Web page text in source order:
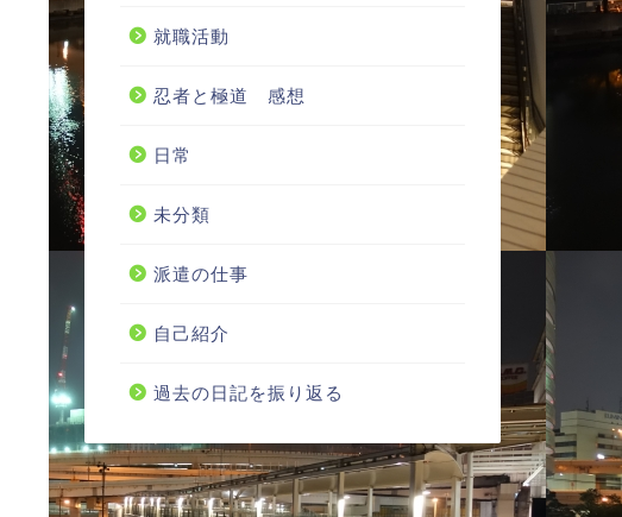
就職活動
忍者と極道 感想
日常
未分類
派遣の仕事
自己紹介
過去の日記を振り返る